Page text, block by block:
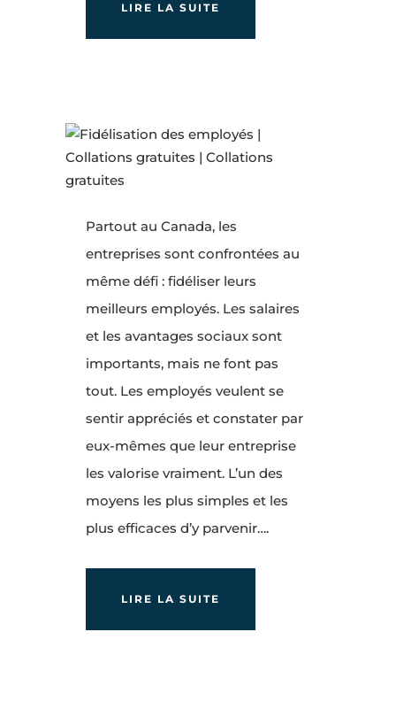
LIRE LA SUITE
Partout au Canada, les
entreprises sont confrontées au
même défi : fidéliser leurs
meilleurs employés. Les salaires
et les avantages sociaux sont
importants, mais ne font pas
tout. Les employés veulent se
sentir appréciés et constater par
eux-mêmes que leur entreprise
les valorise vraiment. L’un des
moyens les plus simples et les
plus efficaces d’y parvenir….
LIRE LA SUITE